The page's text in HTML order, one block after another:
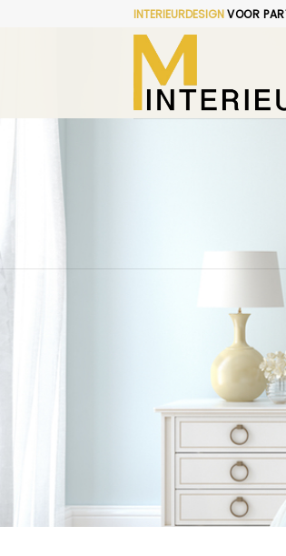
INTERIEURDESIGNVOOR